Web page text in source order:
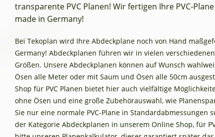
transparente PVC Planen! Wir fertigen Ihre PVC-
made in Germany!
Bei Tekoplan wird Ihre Abdeckplane noch von Hand
Germany! Abdeckplanen führen wir in vielen
Größen. Unsere Abdeckplanen können auf Wunsch
Ösen alle Meter oder mit Saum und Ösen alle 50cm
Shop für PVC Planen bietet hier auch vielfältige
ohne Ösen und eine große Zubehörauswahl, wie
Sie nur eine normale PVC-Plane in Standardabmessungen
der Kategorie Abdeckplanen in unserem Online Shop, für